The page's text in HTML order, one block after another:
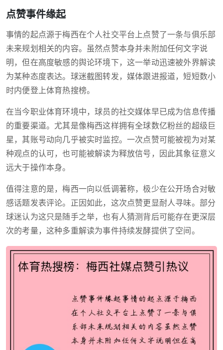
点赞事件缘起
事情的起点源于梅西在个人社交平台上点赞了一条与俱乐部
未来规划相关的内容。虽然点赞本身并未附加任何文字说
明，但在高度敏感的舆论环境下，这一举动迅速被外界解读
为某种态度表达。球迷截图转发，媒体跟进报道，短短数小
时内便登上体育热搜榜。
在当今职业体育环境中，球员的社交媒体早已成为信息传播
的重要渠道。尤其是像梅西这样拥有全球数亿粉丝的超级巨
星，其账号动向几乎被实时监控。一次点赞可能被视为对某
种观点的认可，也可能被解读为释放信号，因此其象征意义
远大于操作本身。
值得注意的是，梅西一向以低调著称，极少在公开场合对敏
感话题发表评论。正因如此，这次点赞更显耐人寻味。部分
球迷认为这只是随手之举，也有人猜测背后可能存在更深层
次的考量，这种多重解读为事件持续发酵提供了空间。